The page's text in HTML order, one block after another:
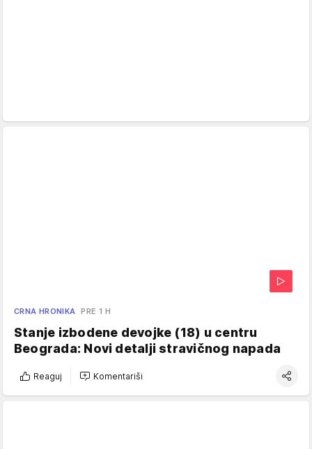
CRNA HRONIKA PRE 1 H
Stanje izbodene devojke (18) u centru
Beograda: Novi detalji stravičnog napada
Reaguj Komentariši